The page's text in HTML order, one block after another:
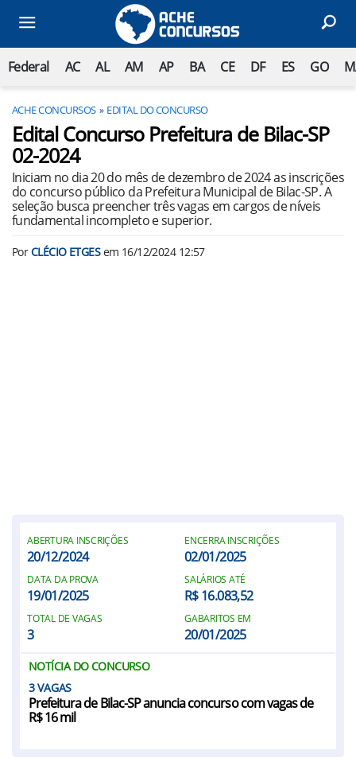
Federal AC AL AM AP BA CE DF ES GO
ACHE CONCURSOS EDITAL DO CONCURSO
Edital Concurso Prefeitura de Bilac-SP
02-2024
Iniciam no dia 20 do mês de dezembro de 2024 as inscrições
do concurso público da Prefeitura Municipal de Bilac-SP. A
seleção busca preencher três vagas em cargos de níveis
fundamental incompleto e superior.
PorCLÉCIO ETGESem 16/12/2024 12:57
ABERTURA INSCRIÇÕES
20/12/2024
ENCERRA INSCRIÇÕES
02/01/2025
DATA DA PROVA
19/01/2025
SALÁRIOS ATÉ
R$ 16.083,52
TOTAL DE VAGAS
3
GABARITOS EM
20/01/2025
NOTÍCIA DO CONCURSO
3
Prefeitura de Bilac-SP anuncia concurso com vagas de
R$ 16 mil